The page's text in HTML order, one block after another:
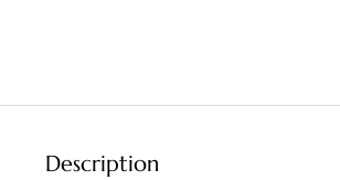
Description